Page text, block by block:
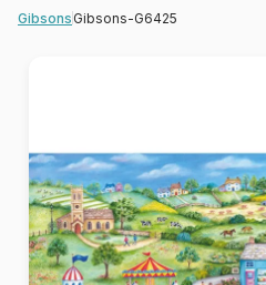
Gibsons Gibsons-G6425